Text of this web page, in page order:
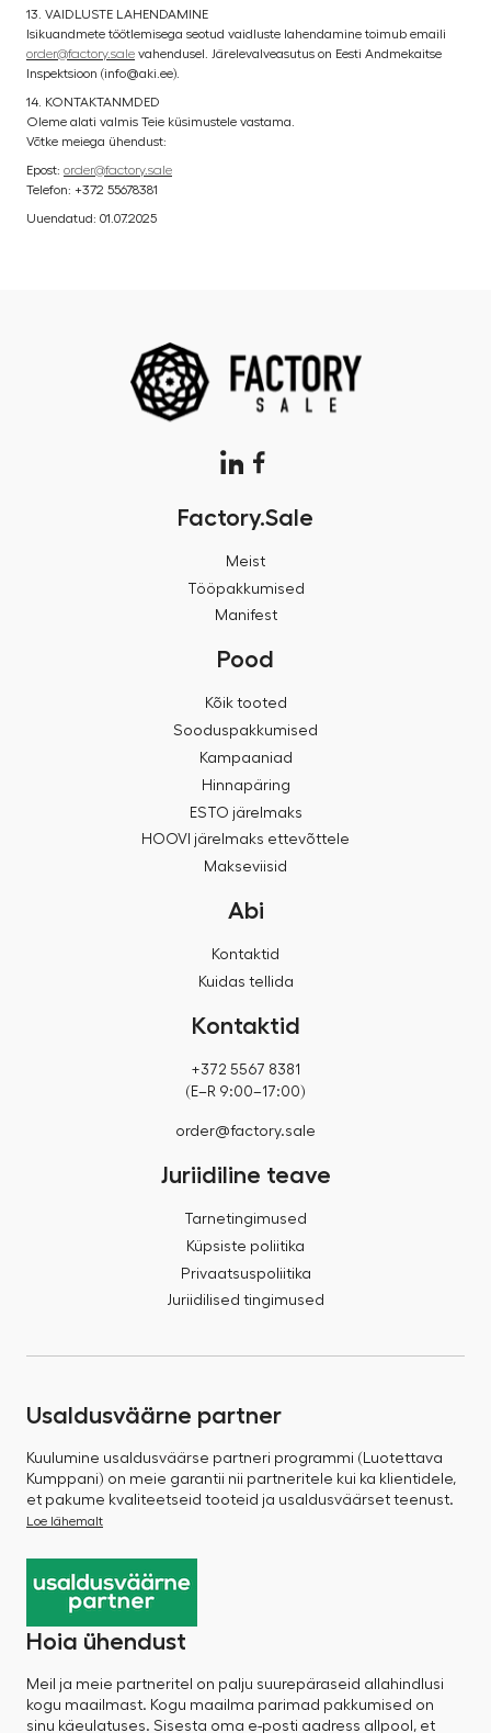
13. VAIDLUSTE LAHENDAMINE
Isikuandmete töötlemisega seotud vaidluste lahendamine toimub emaili
order@factory.sale vahendusel. Järelevalveasutus on Eesti Andmekaitse
Inspektsioon (info@aki.ee).
14. KONTAKTANMDED
Oleme alati valmis Teie küsimustele vastama.
Võtke meiega ühendust:
Epost: order@factory.sale
Telefon: +372 55678381
Uuendatud: 01.07.2025
Factory.Sale
Meist
Tööpakkumised
Manifest
Pood
Kõik tooted
Sooduspakkumised
Kampaaniad
Hinnapäring
ESTO järelmaks
HOOVI järelmaks ettevõttele
Makseviisid
Abi
Kontaktid
Kuidas tellida
Kontaktid
+372 5567 8381
(E–R 9:00–17:00)
order@factory.sale
Juriidiline teave
Tarnetingimused
Küpsiste poliitika
Privaatsuspoliitika
Juriidilised tingimused
Usaldusväärne partner
Kuulumine usaldusväärse partneri programmi (Luotettava
Kumppani) on meie garantii nii partneritele kui ka klientidele,
et pakume kvaliteetseid tooteid ja usaldusväärset teenust.
Loe lähemalt
Hoia ühendust
Meil ja meie partneritel on palju suurepäraseid allahindlusi
kogu maailmast. Kogu maailma parimad pakkumised on
sinu käeulatuses. Sisesta oma e-posti aadress allpool, et